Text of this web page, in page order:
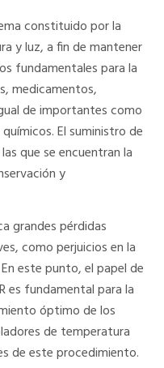
constituido por la
y luz, a fin de mantener
fundamentales para la
medicamentos,
de importantes como
El suministro de
que se encuentran la
y
grandes pérdidas
como perjuicios en la
este punto, el papel de
es fundamental para la
óptimo de los
de temperatura
de este procedimiento.